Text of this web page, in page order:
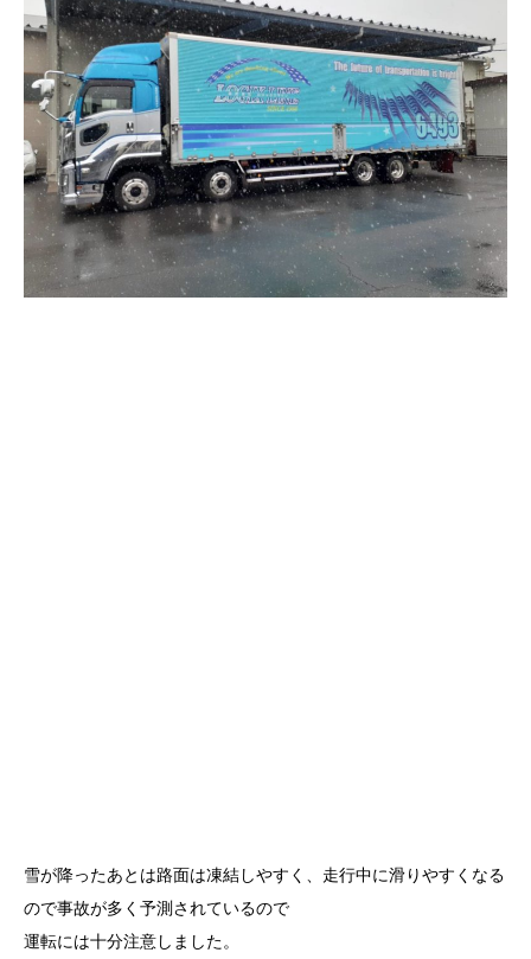
雪が降ったあとは路面は凍結しやすく、走行中に滑りやすくなる
ので事故が多く予測されているので
運転には十分注意しました。